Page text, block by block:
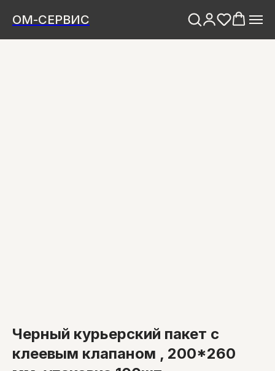
ОМ-СЕРВИС
Черный курьерский пакет с
клеевым клапаном , 200*260